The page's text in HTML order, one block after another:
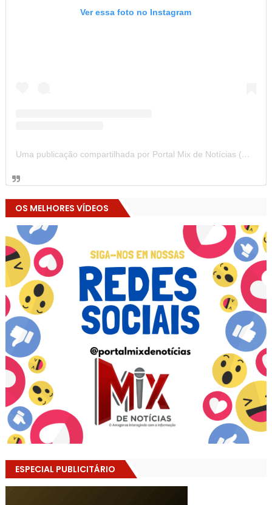
Ver essa foto no Instagram
Uma publicação compartilhada por Portal Mix de Notícias (@portalmixdenoticias)
OS MELHORES VÍDEOS
ESPECIAL PUBLICITÁRIO